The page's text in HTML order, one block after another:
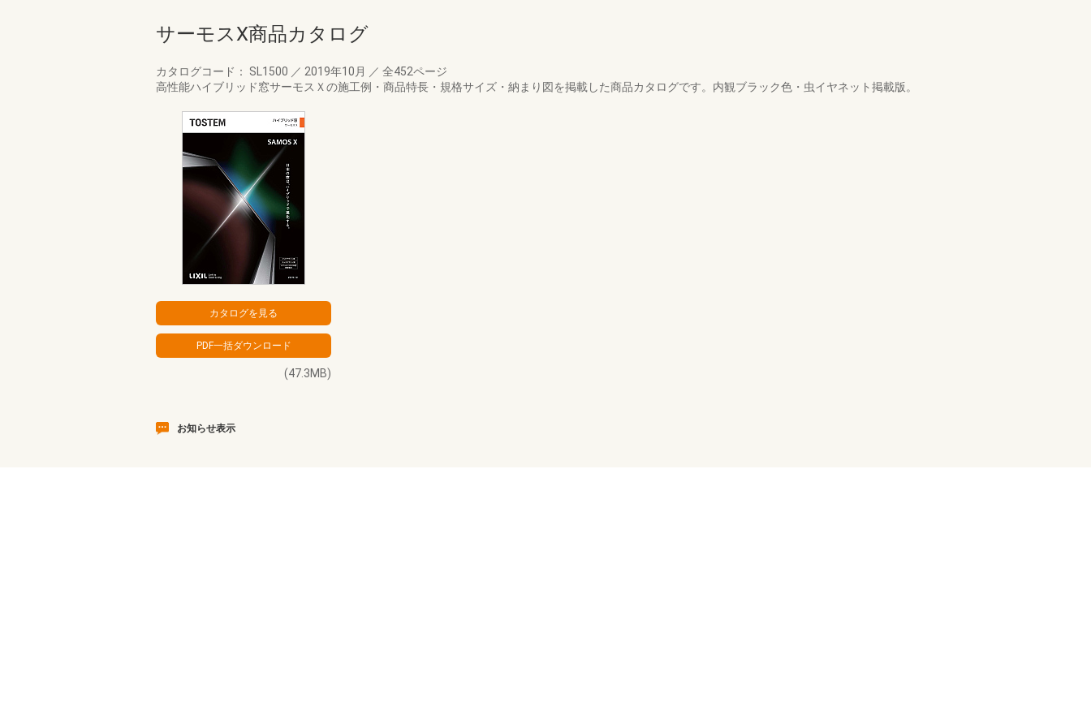
サーモスX商品カタログ
カタログコード： SL1500 ／ 2019年10月 ／ 全452ページ
高性能ハイブリッド窓サーモスＸの施工例・商品特長・規格サイズ・納まり図を掲載した商品カタログです。内観ブラック色・虫イヤネット掲載版。
(47.3MB)
お知らせ表示